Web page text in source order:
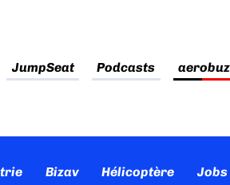
JumpSeat Podcasts
Bizav Hélicoptère Jobs